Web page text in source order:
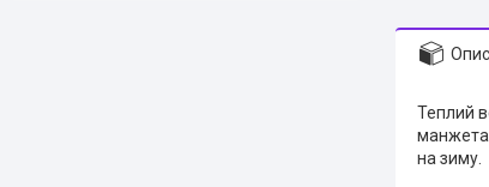
Опис
Теплий
на зиму.